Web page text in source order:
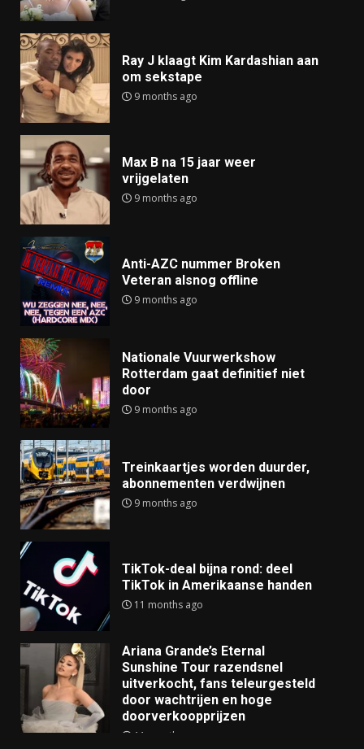
Ray J klaagt Kim Kardashian aan
om sekstape
9 months ago
Max B na 15 jaar weer
vrijgelaten
9 months ago
Anti-AZC nummer Broken
Veteran alsnog offline
9 months ago
Nationale Vuurwerkshow
Rotterdam gaat definitief niet
door
9 months ago
Treinkaartjes worden duurder,
abonnementen verdwijnen
9 months ago
TikTok-deal bijna rond: deel
TikTok in Amerikaanse handen
11 months ago
Ariana Grande’s Eternal
Sunshine Tour razendsnel
uitverkocht, fans teleurgesteld
door wachtrijen en hoge
doorverkoopprijzen
11 months ago